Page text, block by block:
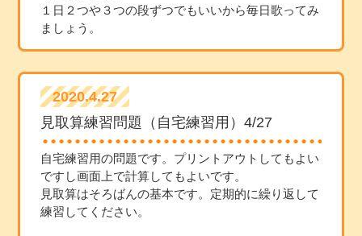
１日２つや３つの段ずつでもいいから毎日歌ってみ
ましょう。
2020.4.27
見取算練習問題（自宅練習用）4/27
自宅練習用の問題です。プリントアウトしてもよい
ですし画面上で計算してもよいです。
見取算はそろばんの基本です。定期的に繰り返して
練習してください。